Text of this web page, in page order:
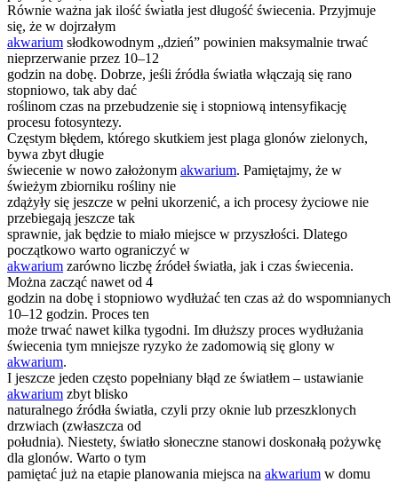
Równie ważna jak ilość światła jest długość świecenia. Przyjmuje
się, że w dojrzałym
akwarium słodkowodnym „dzień” powinien maksymalnie trwać
nieprzerwanie przez 10–12
godzin na dobę. Dobrze, jeśli źródła światła włączają się rano
stopniowo, tak aby dać
roślinom czas na przebudzenie się i stopniową intensyfikację
procesu fotosyntezy.
Częstym błędem, którego skutkiem jest plaga glonów zielonych,
bywa zbyt długie
świecenie w nowo założonym akwarium. Pamiętajmy, że w
świeżym zbiorniku rośliny nie
zdążyły się jeszcze w pełni ukorzenić, a ich procesy życiowe nie
przebiegają jeszcze tak
sprawnie, jak będzie to miało miejsce w przyszłości. Dlatego
początkowo warto ograniczyć w
akwarium zarówno liczbę źródeł światła, jak i czas świecenia.
Można zacząć nawet od 4
godzin na dobę i stopniowo wydłużać ten czas aż do wspomnianych
10–12 godzin. Proces ten
może trwać nawet kilka tygodni. Im dłuższy proces wydłużania
świecenia tym mniejsze ryzyko że zadomowią się glony w
akwarium.
I jeszcze jeden często popełniany błąd ze światłem – ustawianie
akwarium zbyt blisko
naturalnego źródła światła, czyli przy oknie lub przeszklonych
drzwiach (zwłaszcza od
południa). Niestety, światło słoneczne stanowi doskonałą pożywkę
dla glonów. Warto o tym
pamiętać już na etapie planowania miejsca na akwarium w domu